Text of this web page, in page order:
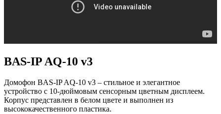
BAS-IP AQ-10 v3
Домофон BAS-IP AQ-10 v3 – стильное и элегантное
устройство с 10-дюймовым сенсорным цветным дисплеем.
Корпус представлен в белом цвете и выполнен из
высококачественного пластика.